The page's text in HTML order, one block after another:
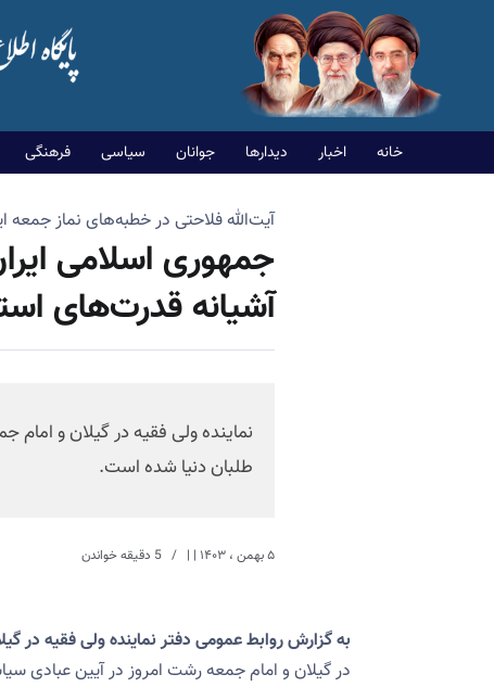
خانه اخبار دیدارها جوانان سیاسی فرهنگی
آیت‌الله فلاحتی در خطبه‌های نماز
جمهوری اسلامی
آشیانه قدرت‌های
نماینده ولی فقیه در گیلان و
طلبان دنیا شده است.
۵ بهمن ، ۱۴۰۳ | |
به گزارش روابط عمومی دفتر نماینده ولی فقیه در
در گیلان و امام جمعه رشت امروز در آیین عبادی